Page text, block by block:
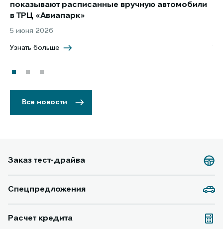
показывают расписанные вручную автомобили
в ТРЦ «Авиапарк»
5 июня 2026
Узнать больше
Все новости
Заказ тест-драйва
Спецпредложения
Расчет кредита